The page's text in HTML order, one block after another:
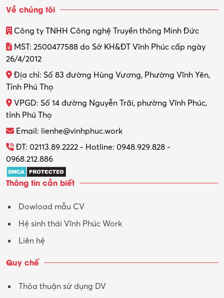
Về chúng tôi
Công ty TNHH Công nghệ Truyền thông Minh Đức
MST: 2500477588 do Sở KH&ĐT Vĩnh Phúc cấp ngày
26/4/2012
Địa chỉ: Số 83 đường Hùng Vương, Phường Vĩnh Yên,
Tỉnh Phú Thọ
VPGD: Số 14 đường Nguyễn Trãi, phường Vĩnh Phúc,
tỉnh Phú Thọ
Email: lienhe@vinhphuc.work
ĐT: 02113.89.2222 - Hotline: 0948.929.828 -
0968.212.886
Thông tin cần biết
Dowload mẫu CV
Hệ sinh thái Vĩnh Phúc Work
Liên hệ
Quy chế
Thỏa thuận sử dụng DV